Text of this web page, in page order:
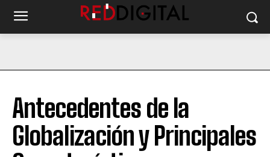
Antecedentes de la
Globalización y Principales